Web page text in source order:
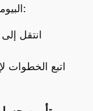
البيومترية بدلًا من الأكواد المؤقتة. لتفعيلها:
انتقل إلى
اتبع الخطوات